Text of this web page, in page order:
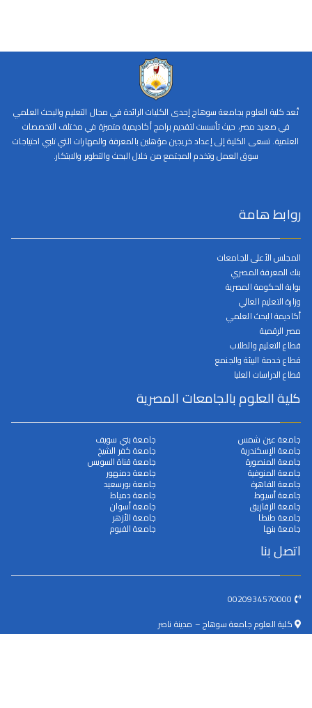
تُعد كلية العلوم بجامعة سوهاج إحدى الكليات الرائدة في مجال التعليم والبحث العلمي
في صعيد مصر، حيث تأسست لتقديم برامج أكاديمية متميزة في مختلف التخصصات
العلمية. تسعى الكلية إلى إعداد خريجين مؤهلين بالمعرفة والمهارات التي تلبي احتياجات
سوق العمل وتخدم المجتمع من خلال البحث والتطوير والابتكار.
روابط هامة
المجلس الأعلى للجامعات
بنك المعرفة المصري
بوابة الحكومة المصرية
وزارة التعليم العالي
أكاديمة البحث العلمي
مصر الرقمية
قطاع التعليم والطلاب
قطاع خدمة البيئة والجنمع
قطاع الدراسات العليا
كلية العلوم بالجامعات المصرية
جامعة عين شمس
جامعة الإسكندرية
جامعة المنصورة
جامعة المنوفية
جامعة القاهرة
جامعة أسيوط
جامعة الزقازيق
جامعة طنطا
جامعة بنها
جامعة بني سويف
جامعة كفر الشيخ
جامعة قناة السويس
جامعة دمنهور
جامعة بورسعيد
جامعة دمياط
جامعة أسوان
جامعة الأزهر
جامعة الفيوم
اتصل بنا
كلية العلوم جامعة سوهاج – مدينة ناصر